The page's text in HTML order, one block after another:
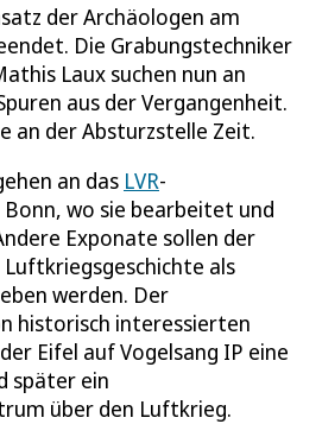
der Archäologen am
Die Grabungstechniker
Laux suchen nun an
aus der Vergangenheit.
an der Absturzstelle Zeit.
an das LVR-
Bonn, wo sie bearbeitet und
Exponate sollen der
als
werden. Der
historisch interessierten
Eifel auf Vogelsang IP eine
später ein
über den Luftkrieg.